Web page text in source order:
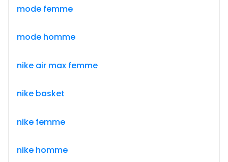
mode femme
mode homme
nike air max femme
nike basket
nike femme
nike homme